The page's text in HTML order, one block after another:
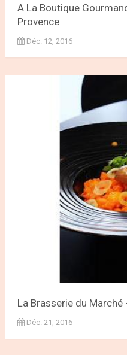
A La Boutique
Provence
Déc. 12, 2016
La Brasserie du
Déc. 21, 2016